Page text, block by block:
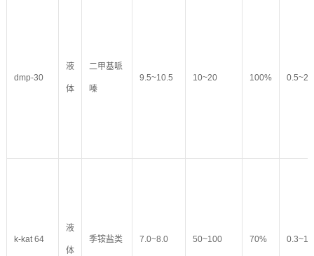
dmp-30
液
体
二甲基哌
嗪
9.5~10.5 10~20 100%
k-kat 64
液
体
季铵盐类 7.0~8.0 50~100 70%